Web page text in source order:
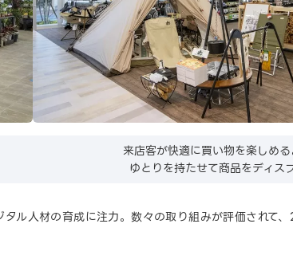
来店客が快適に買い物を楽しめる
ゆとりを持たせて商品をディス
ル人材の育成に注力。数々の取り組みが評価されて